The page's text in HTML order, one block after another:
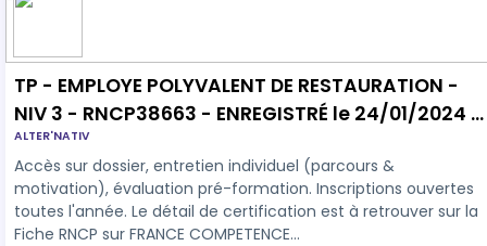
TP - EMPLOYE POLYVALENT DE RESTAURATION -
NIV 3 - RNCP38663 - ENREGISTRÉ le 24/01/2024 -
validité jusqu'au 04/06/2029 - Certificateur
Ministère du travail
ALTER'NATIV
Accès sur dossier, entretien individuel (parcours &
motivation), évaluation pré-formation. Inscriptions ouvertes
toutes l'année. Le détail de certification est à retrouver sur la
Fiche RNCP sur FRANCE COMPETENCE